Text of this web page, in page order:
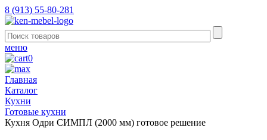
8 (913) 55-80-281
меню
0
Главная
Каталог
Кухни
Готовые кухни
Кухня Одри СИМПЛ (2000 мм) готовое решение